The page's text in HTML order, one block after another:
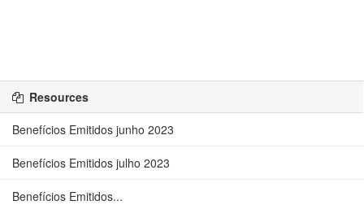
Resources
Benefícios Emitidos junho 2023
Benefícios Emitidos julho 2023
Benefícios Emitidos...